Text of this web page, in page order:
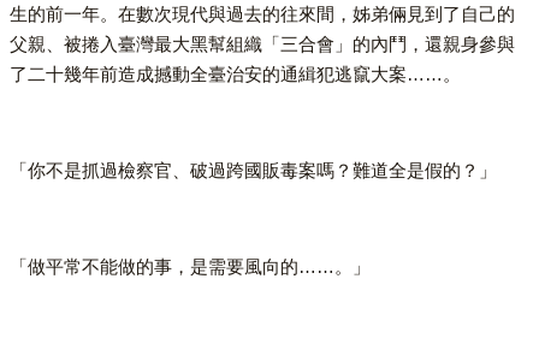
生的前一年。在數次現代與過去的往來間，姊弟倆見到了自己的
父親、被捲入臺灣最大黑幫組織「三合會」的內鬥，還親身參與
了二十幾年前造成撼動全臺治安的通緝犯逃竄大案……。
「你不是抓過檢察官、破過跨國販毒案嗎？難道全是假的？」
「做平常不能做的事，是需要風向的……。」